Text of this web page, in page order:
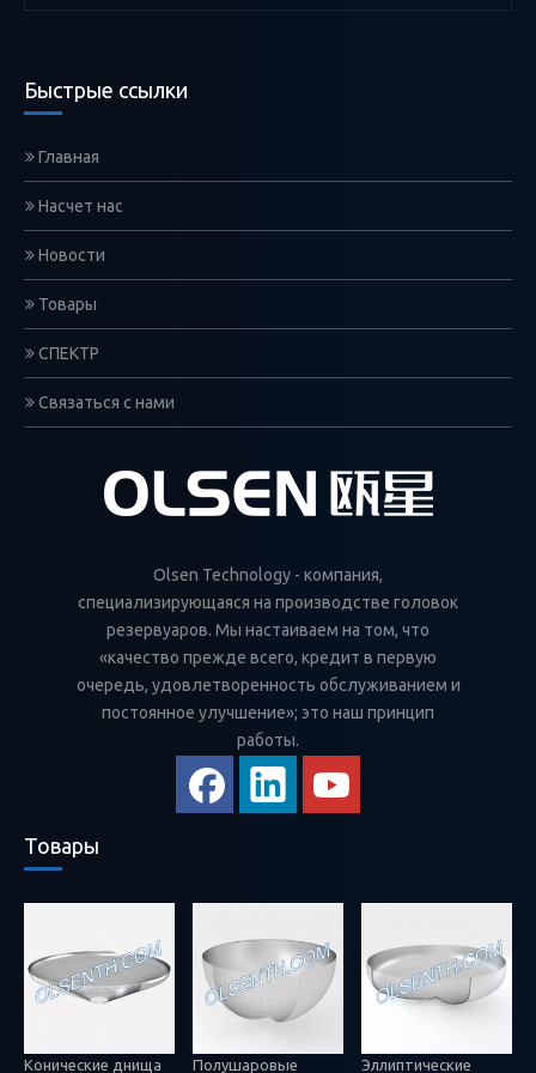
Быстрые ссылки
Главная
Насчет нас
Новости
Товары
СПЕКТР
Связаться с нами
Olsen Technology - компания,
специализирующаяся на производстве головок
резервуаров. Мы настаиваем на том, что
«качество прежде всего, кредит в первую
очередь, удовлетворенность обслуживанием и
постоянное улучшение»; это наш принцип
работы.
Товары
Конические днища Полушаровые Эллиптические